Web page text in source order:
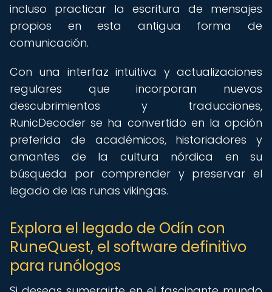
incluso practicar la escritura de mensajes
propios en esta antigua forma de
comunicación.
Con una interfaz intuitiva y actualizaciones
regulares que incorporan nuevos
descubrimientos y traducciones,
RunicDecoder se ha convertido en la opción
preferida de académicos, historiadores y
amantes de la cultura nórdica en su
búsqueda por comprender y preservar el
legado de las runas vikingas.
Explora el legado de Odín con
RuneQuest, el software definitivo
para runólogos